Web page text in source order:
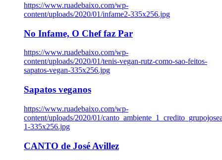
https://www.ruadebaixo.com/wp-
content/uploads/2020/01/infame2-335x256.jpg
No Infame, O Chef faz Par
https://www.ruadebaixo.com/wp-
content/uploads/2020/01/tenis-vegan-rutz-como-sao-feitos-
sapatos-vegan-335x256.jpg
Sapatos veganos
https://www.ruadebaixo.com/wp-
content/uploads/2020/01/
1-335x256.jpg
CANTO de José Avillez